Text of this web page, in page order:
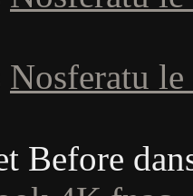
Nosferatu
Before